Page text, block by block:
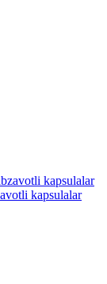
kapsulalar